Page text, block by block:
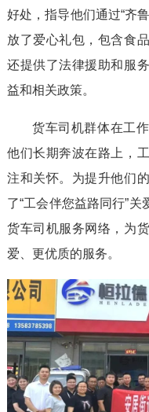
好处，指导他们通过“齐
放了爱心礼包，包含食
还提供了法律援助和服
益和相关政策。
货车司机群体在工
他们长期奔波在路上，
注和关怀。为提升他们
了“工会伴您益路同行”
货车司机服务网络，为
爱、更优质的服务。